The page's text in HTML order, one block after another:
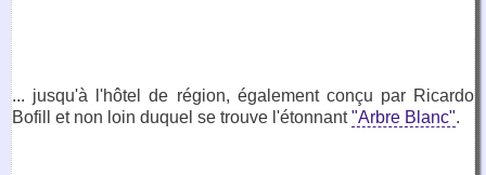
... jusqu'à l'hôtel de région, également conçu par Ricardo
Bofill et non loin duquel se trouve l'étonnant"Arbre Blanc".